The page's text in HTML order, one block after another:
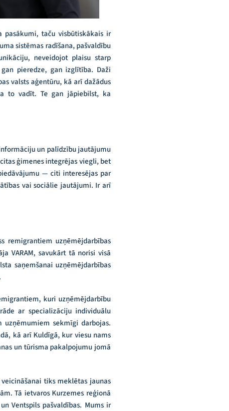
taču visbūtiskākais ir
sistēmas radīšana, pašvaldību
neveidojot plaisu starp
pieredze, gan izglītība. Daži
valsts aģentūru, kā arī dažādus
to vadīt. Te gan jāpiebilst, ka
un palīdzību jautājumu
ģimenes integrējas viegli, bet
— citi interesējas par
vai sociālie jautājumi. Ir arī
remigrantiem uzņēmējdarbības
VARAM, savukārt tā norisi visā
saņemšanai uzņēmējdarbības
kuri uzņēmējdarbību
ar specializāciju individuālu
uzņēmumiem sekmīgi darbojas.
kā arī Kuldīgā, kur viesu nams
un tūrisma pakalpojumu jomā
tiks meklētas jaunas
Tā ietvaros Kurzemes reģionā
Ventspils pašvaldības. Mums ir